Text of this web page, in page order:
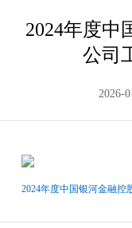
2024年度中
公司
2026-
2024年度中国银河金融控